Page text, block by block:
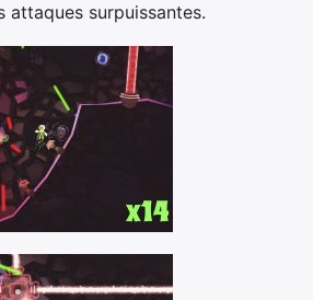
attaques surpuissantes.